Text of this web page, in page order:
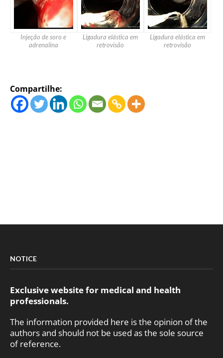
Injeção de soro e
adrenalina
Ligadura elástica em
retrovisão
Ligadura elástica em
retrovisão
Compartilhe:
NOTICE
Exclusive website for medical and health
professionals.
The information provided here is the opinion of the
authors and should not be used as the sole source
of reference.